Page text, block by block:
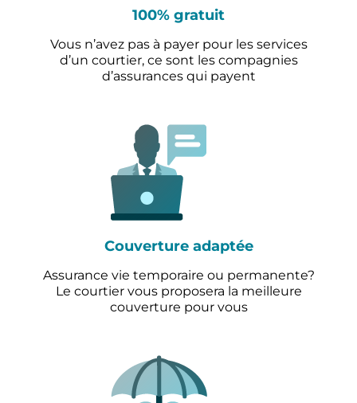
100% gratuit
Vous n’avez pas à payer pour les services
d’un courtier, ce sont les compagnies
d’assurances qui payent
Couverture adaptée
Assurance vie temporaire ou permanente?
Le courtier vous proposera la meilleure
couverture pour vous